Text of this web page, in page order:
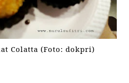
Colatta (Foto: dokpri)